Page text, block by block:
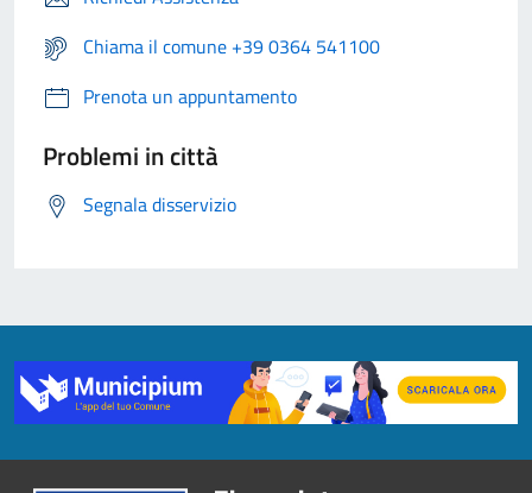
Chiama il comune +39 0364 541100
Prenota un appuntamento
Problemi in città
Segnala disservizio